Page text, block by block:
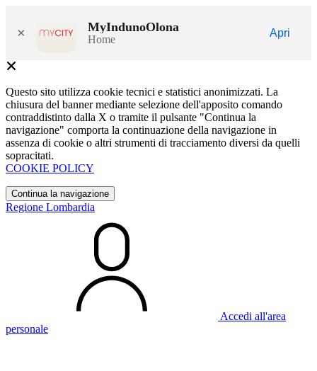
× MyIndunoOlona
Home
Apri
Questo sito utilizza cookie tecnici e statistici anonimizzati. La
chiusura del banner mediante selezione dell'apposito comando
contraddistinto dalla X o tramite il pulsante "Continua la
navigazione" comporta la continuazione della navigazione in
assenza di cookie o altri strumenti di tracciamento diversi da quelli
sopracitati.
COOKIE POLICY
Continua la navigazione
Regione Lombardia
Accedi all'area
personale